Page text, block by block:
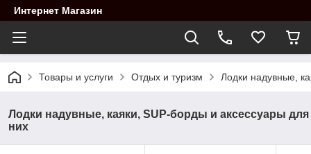
Интернет Магазин
Товары и услуги Отдых и туризм Лодки надувные,
Лодки надувные, каяки, SUP-борды и аксессуары для
них